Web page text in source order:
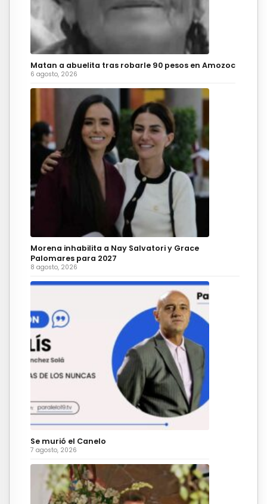
Matan a abuelita tras robarle 90 pesos en Amozoc
6 agosto, 2026
Morena inhabilita a Nay Salvatori y Grace
Palomares para 2027
8 agosto, 2026
Se murió el Canelo
7 agosto, 2026